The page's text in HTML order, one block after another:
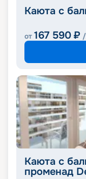
Каюта с
от 167 590 ₽
Каюта с
променад